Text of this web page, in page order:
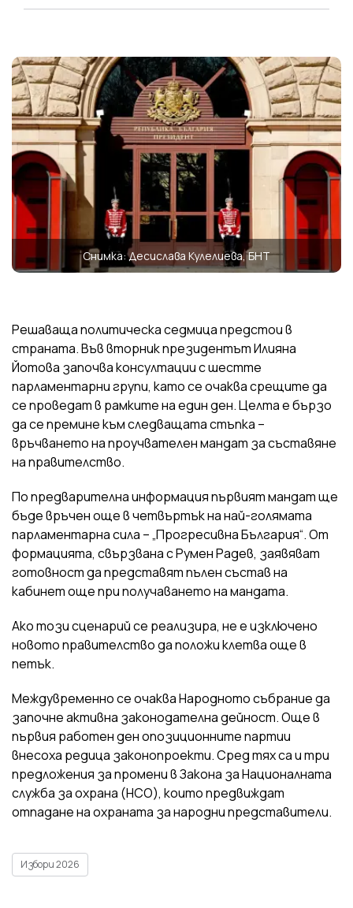
Снимка: Десислава Кулелиева, БНТ
Решаваща политическа седмица предстои в
страната. Във вторник президентът Илияна
Йотова започва консултации с шестте
парламентарни групи, като се очаква срещите да
се проведат в рамките на един ден. Целта е бързо
да се премине към следващата стъпка –
връчването на проучвателен мандат за съставяне
на правителство.
По предварителна информация първият мандат ще
бъде връчен още в четвъртък на най-голямата
парламентарна сила – „Прогресивна България“. От
формацията, свързвана с Румен Радев, заявяват
готовност да представят пълен състав на
кабинет още при получаването на мандата.
Ако този сценарий се реализира, не е изключено
новото правителство да положи клетва още в
петък.
Междувременно се очаква Народното събрание да
започне активна законодателна дейност. Още в
първия работен ден опозиционните партии
внесоха редица законопроекти. Сред тях са и три
предложения за промени в Закона за Националната
служба за охрана (НСО), които предвиждат
отпадане на охраната за народни представители.
Избори 2026